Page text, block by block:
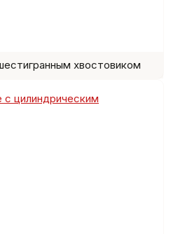
хвостовиком